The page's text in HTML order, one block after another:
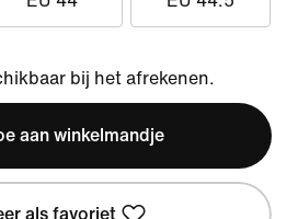
bij het afrekenen.
aan winkelmandje
als favoriet